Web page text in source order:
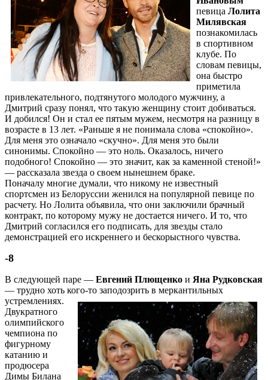
певица Лолита
Милявская
познакомилась
в спортивном
клубе. По
словам певицы,
она быстро
приметила
привлекательного, подтянутого молодого мужчину, а
Дмитрий сразу понял, что такую женщину стоит добиваться.
И добился! Он и стал ее пятым мужем, несмотря на разницу в
возрасте в 13 лет. «Раньше я не понимала слова «спокойно».
Для меня это означало «скучно». Для меня это были
синонимы. Спокойно — это ноль. Оказалось, ничего
подобного! Спокойно — это значит, как за каменной стеной!»
— рассказала звезда о своем нынешнем браке.
Поначалу многие думали, что никому не известный
спортсмен из Белоруссии женился на популярной певице по
расчету. Но Лолита объявила, что они заключили брачный
контракт, по которому мужу не достается ничего. И то, что
Дмитрий согласился его подписать, для звезды стало
демонстрацией его искреннего и бескорыстного чувства.
-8
В следующей паре — Евгений Плющенко и Яна Рудковская
— трудно хоть кого-то заподозрить в меркантильных
устремлениях.
Двукратного
олимпийского
чемпиона по
фигурному
катанию и
продюсера
Димы Билана